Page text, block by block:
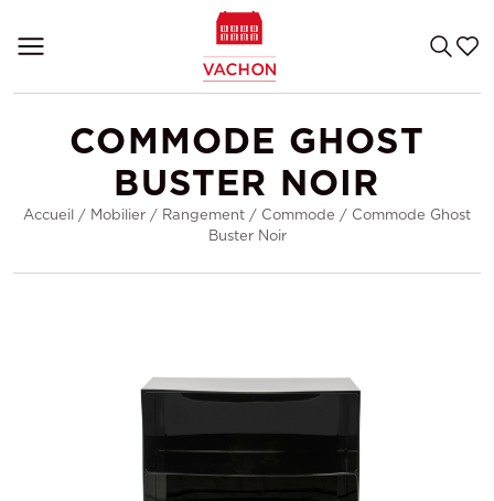
COMMODE GHOST
BUSTER NOIR
Accueil / Mobilier / Rangement / Commode / Commode Ghost
Buster Noir